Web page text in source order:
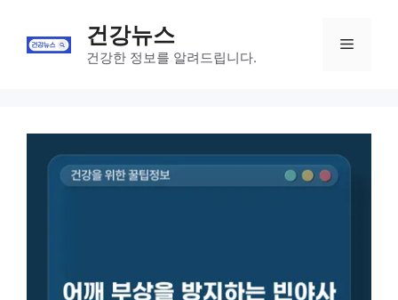
content
건강뉴스
건강한 정보를 알려드립니다.
Menu